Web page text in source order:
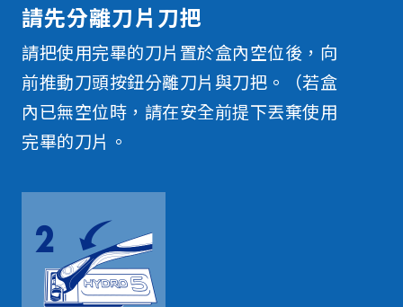
請先分離刀片刀把
請把使用完畢的刀片置於盒內空位後，向
前推動刀頭按鈕分離刀片與刀把。（若盒
內已無空位時，請在安全前提下丟棄使用
完畢的刀片。